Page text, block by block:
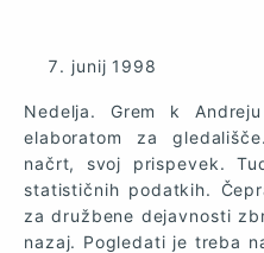
junij 1998
Nedelja. Grem k
elaboratom za
načrt, svoj prispevek.
statističnih podatkih.
za družbene dejavnosti
nazaj. Pogledati je treba